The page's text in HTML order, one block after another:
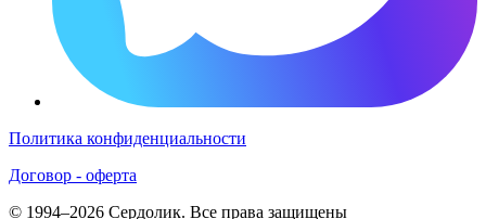
Политика конфиденциальности
Договор - оферта
© 1994–2026 Сердолик. Все права защищены